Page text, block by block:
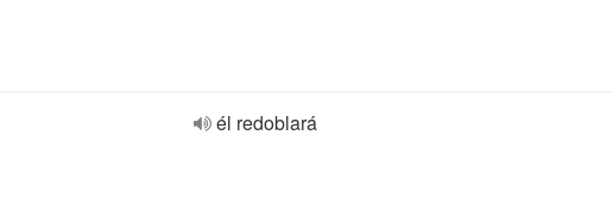
él redoblará